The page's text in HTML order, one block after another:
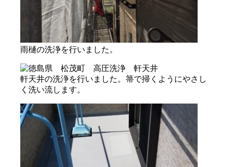
雨樋の洗浄を行いました。
軒天井の洗浄を行いました。箒で掃くようにやさし
く洗い流します。